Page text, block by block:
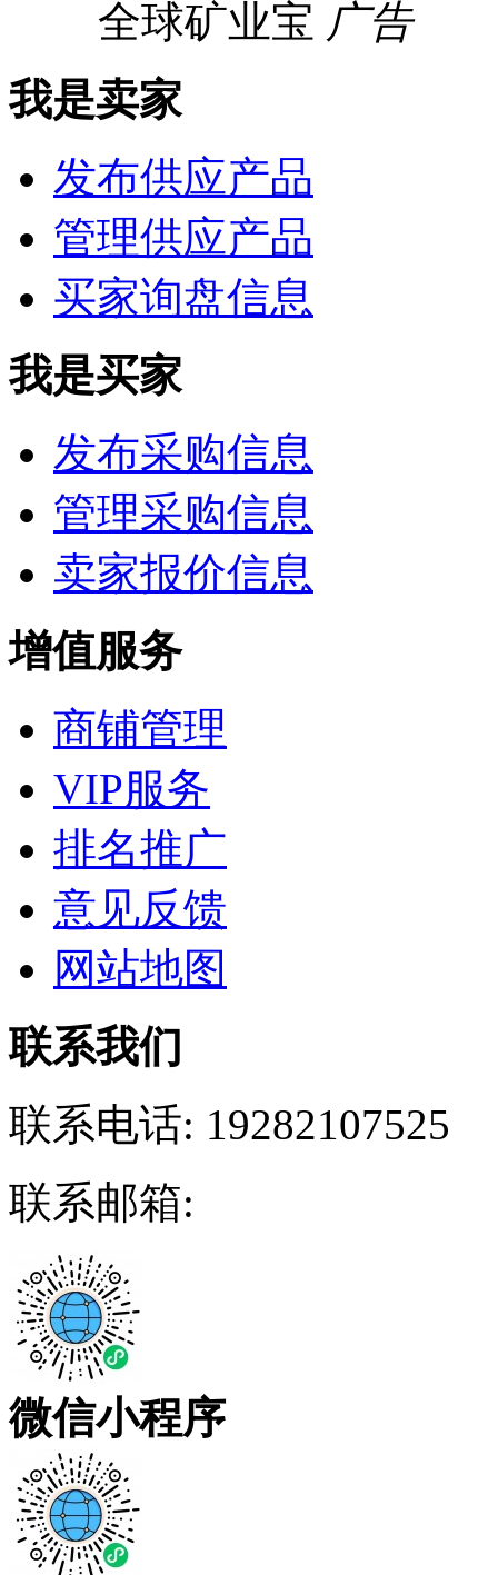
全球矿业宝 广告
我是卖家
发布供应产品
管理供应产品
买家询盘信息
我是买家
发布采购信息
管理采购信息
卖家报价信息
增值服务
商铺管理
VIP服务
排名推广
意见反馈
网站地图
联系我们
联系电话: 19282107525
联系邮箱:
微信小程序